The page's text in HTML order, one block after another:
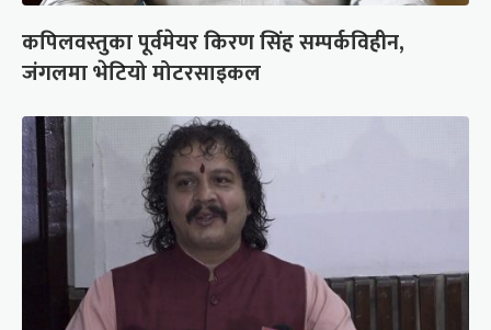
कपिलवस्तुका पूर्वमेयर किरण सिंह सम्पर्कविहीन,
जंगलमा भेटियो मोटरसाइकल